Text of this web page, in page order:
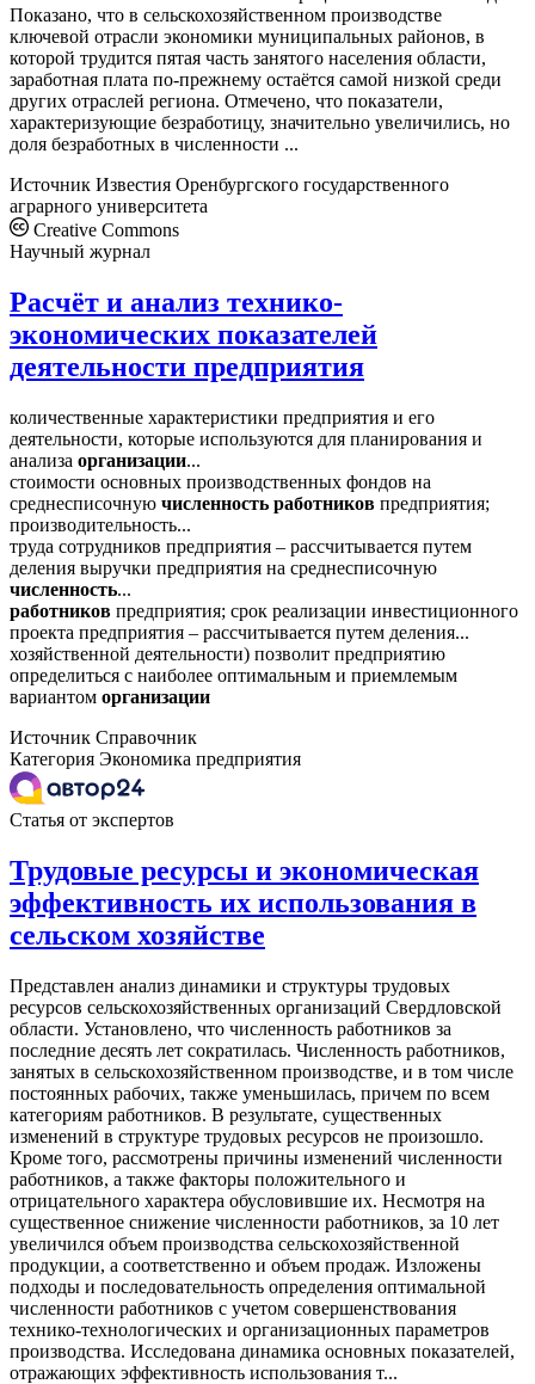
Показано, что в сельскохозяйственном производстве
ключевой отрасли экономики муниципальных районов, в
которой трудится пятая часть занятого населения области,
заработная плата по-прежнему остаётся самой низкой среди
других отраслей региона. Отмечено, что показатели,
характеризующие безработицу, значительно увеличились, но
доля безработных в численности ...
Источник Известия Оренбургского государственного
аграрного университета
Creative Commons
Научный журнал
Расчёт и анализ технико-
экономических показателей
деятельности предприятия
количественные характеристики предприятия и его
деятельности, которые используются для планирования и
анализа организации...
стоимости основных производственных фондов на
среднесписочную численность работников предприятия;
производительность...
труда сотрудников предприятия – рассчитывается путем
деления выручки предприятия на среднесписочную
численность...
работников предприятия; срок реализации инвестиционного
проекта предприятия – рассчитывается путем деления...
хозяйственной деятельности) позволит предприятию
определиться с наиболее оптимальным и приемлемым
вариантом организации
Источник Справочник
Категория Экономика предприятия
Статья от экспертов
Трудовые ресурсы и экономическая
эффективность их использования в
сельском хозяйстве
Представлен анализ динамики и структуры трудовых
ресурсов сельскохозяйственных организаций Свердловской
области. Установлено, что численность работников за
последние десять лет сократилась. Численность работников,
занятых в сельскохозяйственном производстве, и в том числе
постоянных рабочих, также уменьшилась, причем по всем
категориям работников. В результате, существенных
изменений в структуре трудовых ресурсов не произошло.
Кроме того, рассмотрены причины изменений численности
работников, а также факторы положительного и
отрицательного характера обусловившие их. Несмотря на
существенное снижение численности работников, за 10 лет
увеличился объем производства сельскохозяйственной
продукции, а соответственно и объем продаж. Изложены
подходы и последовательность определения оптимальной
численности работников с учетом совершенствования
технико-технологических и организационных параметров
производства. Исследована динамика основных показателей,
отражающих эффективность использования т...